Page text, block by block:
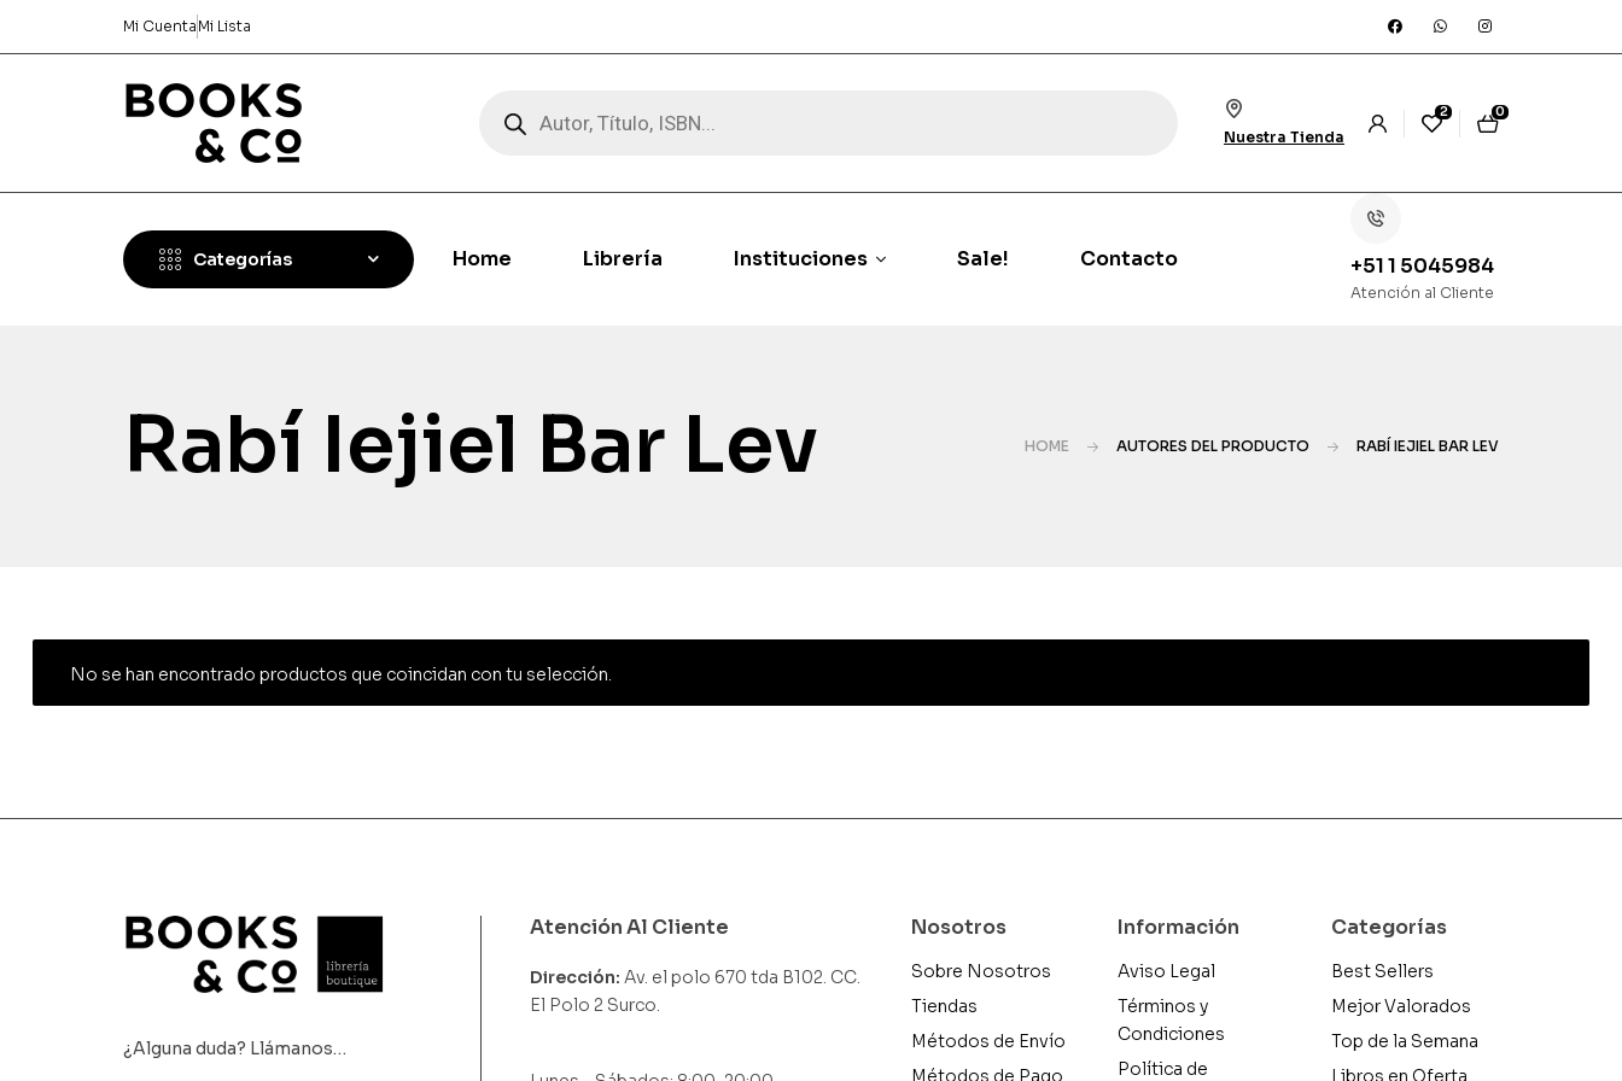
Mi Cuenta Mi Lista
Nuestra Tienda
2 0
Categorías Home Librería Instituciones Sale! Contacto +51 1 5045984
Atención al Cliente
Rabí Iejiel Bar Lev HOME AUTORES DEL PRODUCTO RABÍ IEJIEL BAR LEV
No se han encontrado productos que coincidan con tu selección.
¿Alguna duda? Llámanos…
Atención Al Cliente
Dirección: Av. el polo 670 tda B102. CC.
El Polo 2 Surco.
Nosotros
Sobre Nosotros
Tiendas
Métodos de Envío
Métodos de Pago
Información
Aviso Legal
Términos y
Condiciones
Política de
Categorías
Best Sellers
Mejor Valorados
Top de la Semana
Libros en Oferta